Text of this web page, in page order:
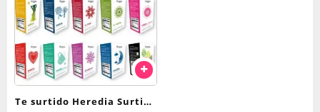
Te surtido Heredia Surtido